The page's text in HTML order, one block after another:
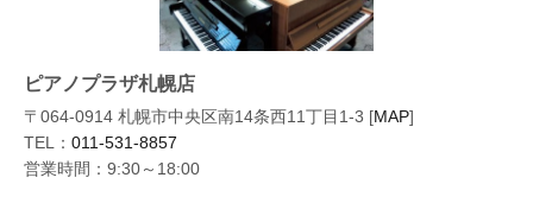
ピアノプラザ札幌店
〒064-0914 札幌市中央区南14条西11丁目1-3 [MAP]
TEL： 011-531-8857
営業時間：9:30～18:00